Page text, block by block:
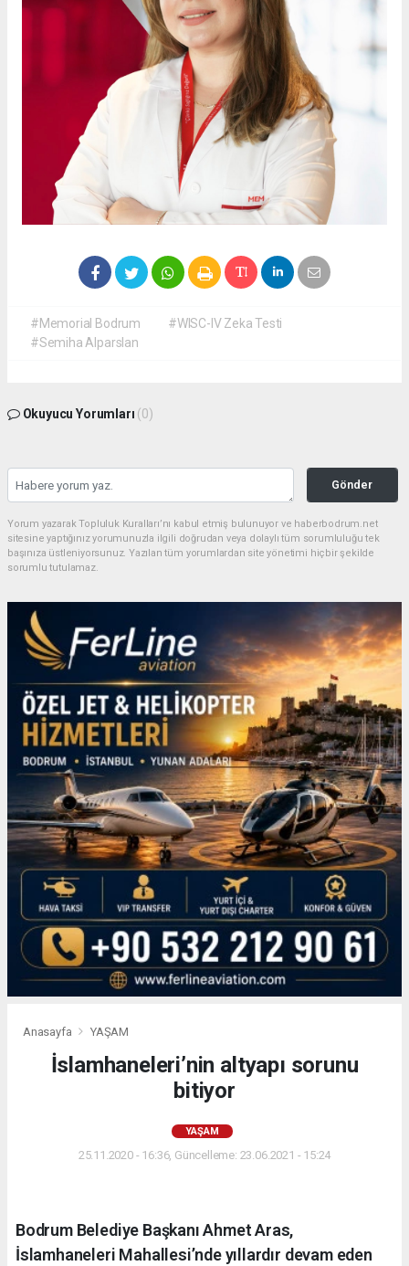
#Memorial Bodrum
#WISC-IV Zeka Testi
#Semiha Alparslan
Okuyucu Yorumları (0)
Gönder
Yorum yazarak Topluluk Kuralları’nı kabul etmiş bulunuyor ve haberbodrum.net
sitesine yaptığınız yorumunuzla ilgili doğrudan veya dolaylı tüm sorumluluğu tek
başınıza üstleniyorsunuz. Yazılan tüm yorumlardan site yönetimi hiçbir şekilde
sorumlu tutulamaz.
Anasayfa YAŞAM
İslamhaneleri’nin altyapı sorunu
bitiyor
YAŞAM
25.11.2020 - 16:36, Güncelleme: 23.06.2021 - 15:24
Bodrum Belediye Başkanı Ahmet Aras,
İslamhaneleri Mahallesi’nde yıllardır devam eden